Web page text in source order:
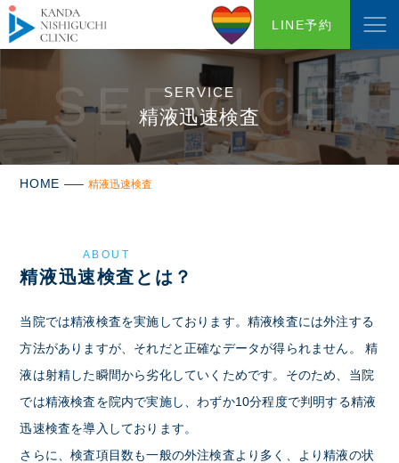
LINE予約
SERVICE
精液迅速検査
SERVICE
HOME 精液迅速検査
ABOUT
精液迅速検査とは？
当院では精液検査を実施しております。精液検査には外注する
方法がありますが、それだと正確なデータが得られません。 精
液は射精した瞬間から劣化していくためです。そのため、当院
では精液検査を院内で実施し、わずか10分程度で判明する精液
迅速検査を導入しております。
さらに、検査項目数も一般の外注検査より多く、より精液の状